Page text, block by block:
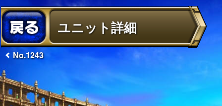
ユニット詳細
No.1243